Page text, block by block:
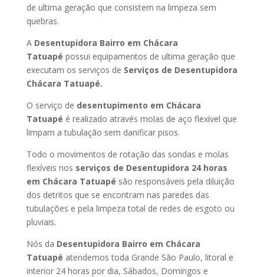
de ultima geração que consistem na limpeza sem
quebras.
A Desentupidora Bairro em Chácara
Tatuapé possui equipamentos de ultima geração que
executam os serviços de Serviços de Desentupidora
Chácara Tatuapé.
O serviço de desentupimento em Chácara
Tatuapé é realizado através molas de aço flexível que
limpam a tubulação sem danificar pisos.
Todo o movimentos de rotação das sondas e molas
flexíveis nos serviços de Desentupidora 24 horas
em Chácara Tatuapé são responsáveis pela diluição
dos detritos que se encontram nas paredes das
tubulações e pela limpeza total de redes de esgoto ou
pluviais.
Nós da Desentupidora Bairro em Chácara
Tatuapé atendemos toda Grande São Paulo, litoral e
interior 24 horas por dia, Sábados, Domingos e